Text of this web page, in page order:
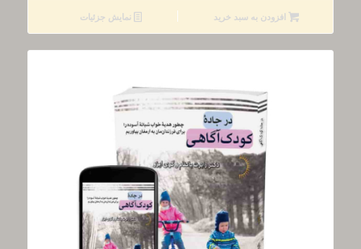
افزودن به سبد خرید نمایش جزئیات